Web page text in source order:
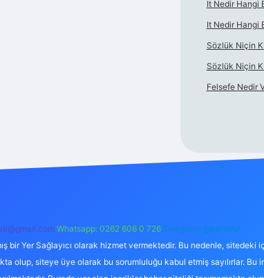
It Nedir Hangi
It Nedir Hangi
Sözlük Niçin
Sözlük Niçin
Felsefe Nedir
Whatsapp: 0262 606 0 726 Telegram: @karabul
bir Yer Sağlayıcı olarak hizmet vermektedir. Bu nedenle,
olup, siteye üye olarak bu sorumluluğu kabul etmiş sayılırlar. Bu